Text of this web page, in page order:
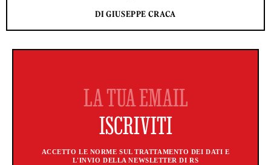
DI GIUSEPPE CRACA
ACCETTO LE NORME SUL TRATTAMENTO DEI DATI E
L'INVIO DELLA NEWSLETTER DI RS